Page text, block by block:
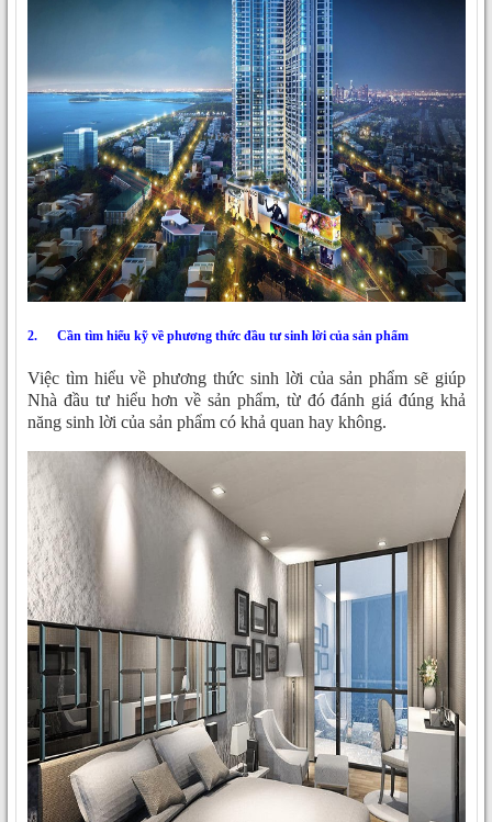
2. Cần tìm hiểu kỹ về phương thức đầu tư sinh lời của sản phẩm
Việc tìm hiểu về phương thức sinh lời của sản phẩm sẽ giúp
Nhà đầu tư hiểu hơn về sản phẩm, từ đó đánh giá đúng khả
năng sinh lời của sản phẩm có khả quan hay không.